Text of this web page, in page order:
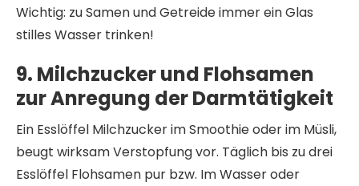
Wichtig: zu Samen und Getreide immer ein Glas
stilles Wasser trinken!
9. Milchzucker und Flohsamen
zur Anregung der Darmtätigkeit
Ein Esslöffel Milchzucker im Smoothie oder im Müsli,
beugt wirksam Verstopfung vor. Täglich bis zu drei
Esslöffel Flohsamen pur bzw. Im Wasser oder